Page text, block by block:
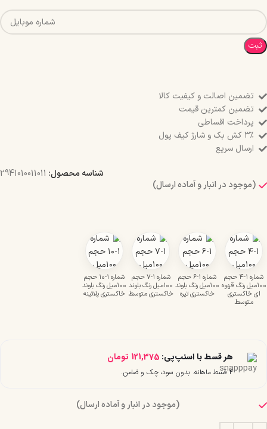
ثبت
تضمین اصالت و کیفیت کالا
تضمین کمترین قیمت
پرداخت اقساطی
۳٪ کش بک و شارژ کیف پول
ارسال سریع
شناسه محصول: 2941010011011
(موجود در انبار و آماده ارسال)
شماره ۱-۴ حجم
۱۰۰میل رنگ قهوه
ای خاکستری
متوسط
شماره ۱-۶ حجم
۱۰۰میل رنگ بلوند
خاکستری تیره
شماره ۱-۷ حجم
۱۰۰میل رنگ بلوند
خاکستری متوسط
شماره ۱-۱۰ حجم
۱۰۰میل رنگ بلوند
خاکستری پلاتینه
هر قسط با اسنپ‌پی: 121,375 تومان
۴ قسط ماهانه. بدون سود، چک و ضامن.
(موجود در انبار و آماده ارسال)